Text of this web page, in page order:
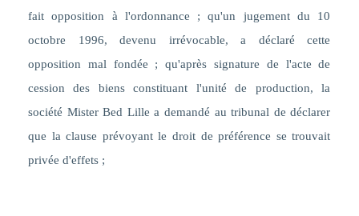
fait opposition à l'ordonnance ; qu'un jugement du 10
octobre 1996, devenu irrévocable, a déclaré cette
opposition mal fondée ; qu'après signature de l'acte de
cession des biens constituant l'unité de production, la
société Mister Bed Lille a demandé au tribunal de déclarer
que la clause prévoyant le droit de préférence se trouvait
privée d'effets ;